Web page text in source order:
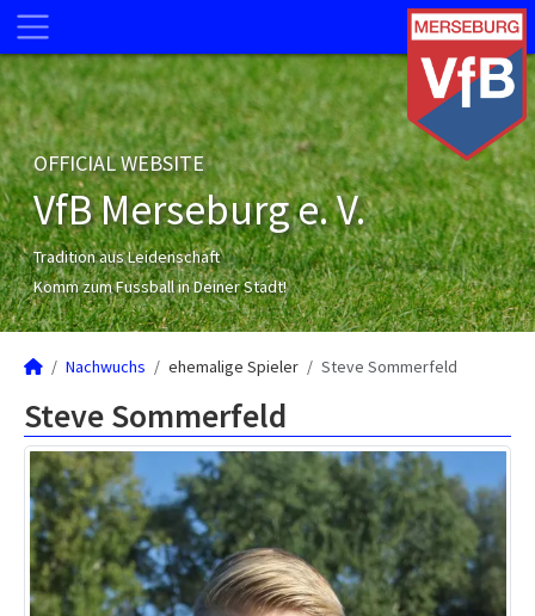
OFFICIAL WEBSITE
VfB Merseburg e. V.
Tradition aus Leidenschaft
Komm zum Fussball in Deiner Stadt!
Nachwuchs ehemalige Spieler Steve Sommerfeld
Steve Sommerfeld